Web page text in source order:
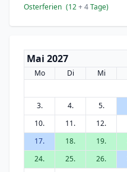
Osterferien (12+ 4Tage)
Mai 2027
Mo Di Mi
3.
4. 5.
10.
11. 12.
17.
18. 19.
24.
25. 26.